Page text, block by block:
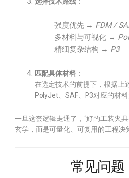
强度优先 → FDM /
多材料与可视化 →
精细复杂结构 → P3
匹配具体材料 ：
在选定技术的前提下，根据上
PolyJet、SAF、P3对应的材料
一旦这套逻辑走通了，“好的工装夹
玄学，而是可量化、可复用的工程决
常见问题